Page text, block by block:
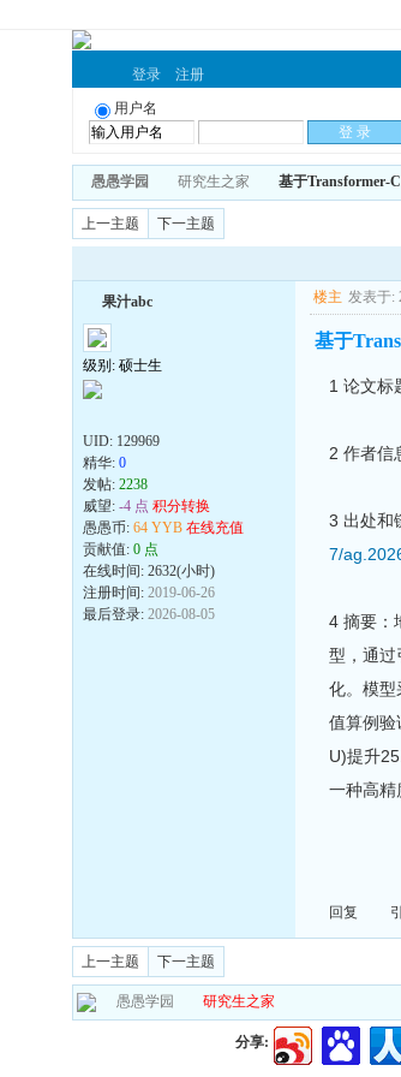
登录 注册
用户名
愚愚学园 研究生之家 基于Transformer-
上一主题 下一主题
果汁abc
级别: 硕士生
UID: 129969
精华: 0
发帖: 2238
威望: -4 点 积分转换
愚愚币: 64 YYB 在线充值
贡献值: 0 点
在线时间: 2632(小时)
注册时间: 2019-06-26
最后登录: 2026-08-05
楼主 发表于:
基于
1 论文标
2 作者信
3 出处和
7/
4 摘要：
型，通过
化。模型
值算例验
U)提升
一种高精
回复
上一主题 下一主题
愚愚学园 研究生之家
分享: